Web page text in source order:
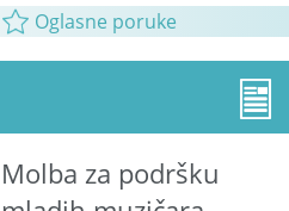
Oglasne poruke
Molba za podršku